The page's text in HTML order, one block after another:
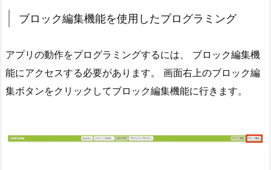
ブロック編集機能を使用したプログラミング
アプリの動作をプログラミングするには、 ブロック編集機
能にアクセスする必要があります。 画面右上のブロック編
集ボタンをクリックしてブロック編集機能に行きます。